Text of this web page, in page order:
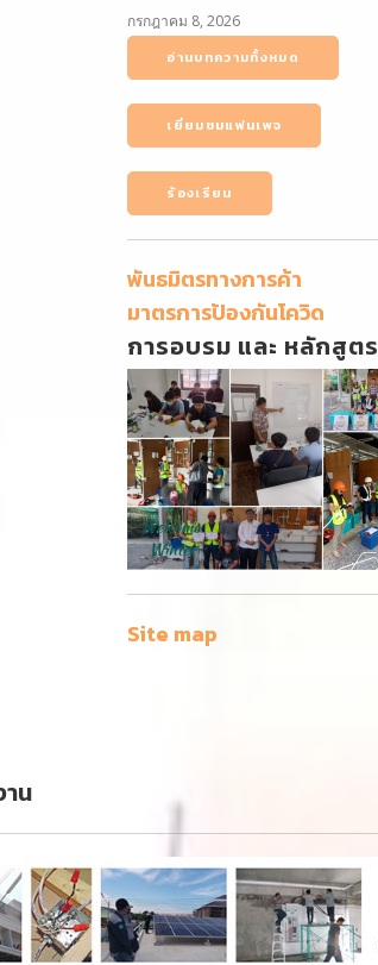
กรกฎาคม 8, 2026
อ่านบทความทั้งหมด
เยี่ยมชมแฟนเพจ
ร้องเรียน
พันธมิตรทางการค้า
มาตรการป้องกันโควิด
การอบรม และ หลักสูตร
Site map
น